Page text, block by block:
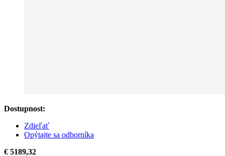
Dostupnost:
Zdieľať
Opýtajte sa odborníka
€ 5189,32